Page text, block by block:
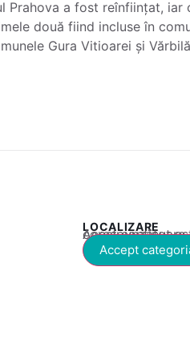
Prahova a fost reînființat, iar
două fiind incluse în
Gura Vitioarei și
LOCALIZARE
Acest conținut este blocat până când acceptați
Accept